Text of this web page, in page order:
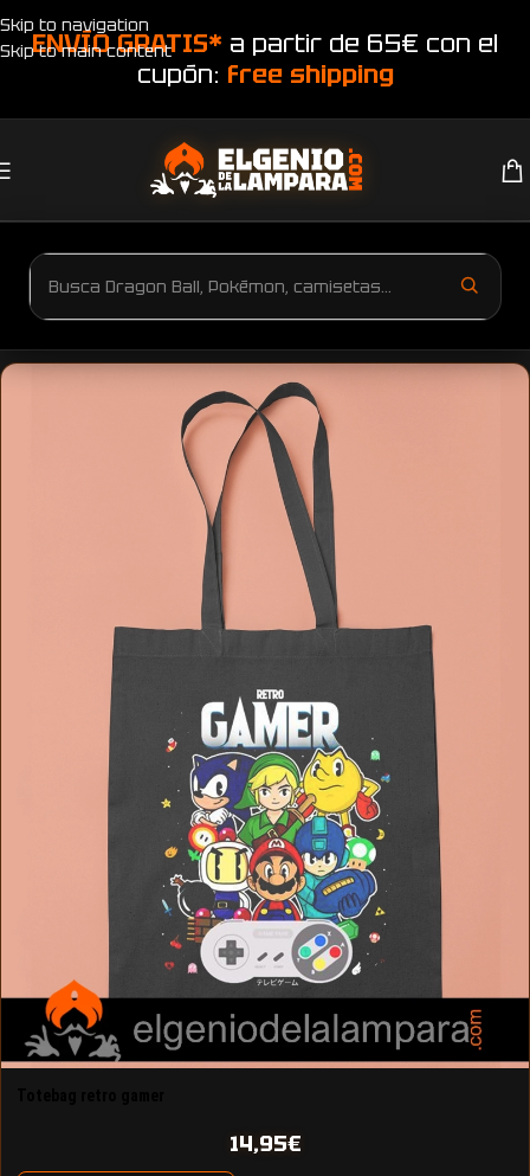
Skip to navigation
Skip to main content
ENVÍO GRATIS* a partir de 65€ con el
cupón: free shipping
Inicio Productos etiquetados “Totebag retro gamer”
14,95€